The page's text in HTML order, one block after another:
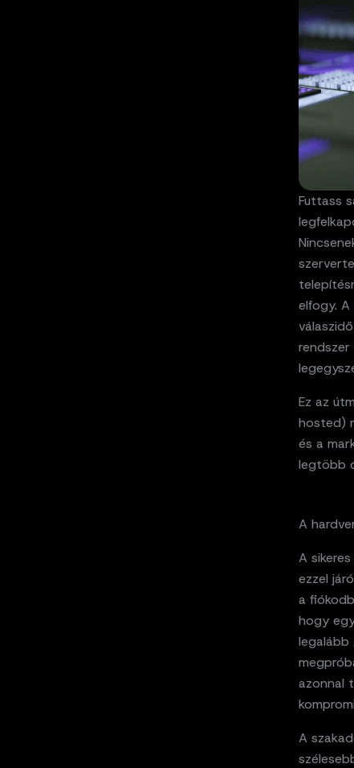
Futtass
elfogy.
rendszer
Ez az
hosted)
és a
legtöbb
A
A
ezzel
a
hogy
legalább
azonnal
A